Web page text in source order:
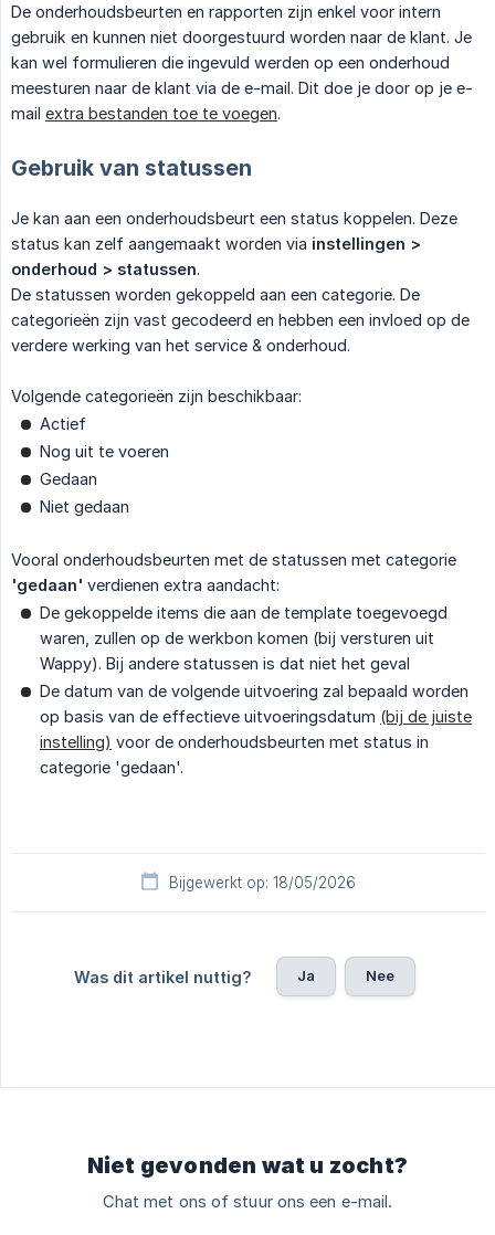
De onderhoudsbeurten en rapporten zijn enkel voor intern
gebruik en kunnen niet doorgestuurd worden naar de klant. Je
kan wel formulieren die ingevuld werden op een onderhoud
meesturen naar de klant via de e-mail. Dit doe je door op je e-
mail extra bestanden toe te voegen.
Gebruik van statussen
Je kan aan een onderhoudsbeurt een status koppelen. Deze
status kan zelf aangemaakt worden via instellingen >
onderhoud > statussen.
De statussen worden gekoppeld aan een categorie. De
categorieën zijn vast gecodeerd en hebben een invloed op de
verdere werking van het service & onderhoud.
Volgende categorieën zijn beschikbaar:
Actief
Nog uit te voeren
Gedaan
Niet gedaan
Vooral onderhoudsbeurten met de statussen met categorie
'gedaan' verdienen extra aandacht:
De gekoppelde items die aan de template toegevoegd
waren, zullen op de werkbon komen (bij versturen uit
Wappy). Bij andere statussen is dat niet het geval
De datum van de volgende uitvoering zal bepaald worden
op basis van de effectieve uitvoeringsdatum (bij de juiste
instelling) voor de onderhoudsbeurten met status in
categorie 'gedaan'.
Bijgewerkt op: 18/05/2026
Was dit artikel nuttig? Ja Nee
Niet gevonden wat u zocht?
Chat met ons of stuur ons een e-mail.